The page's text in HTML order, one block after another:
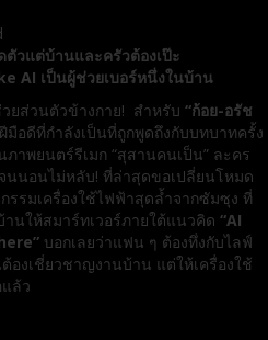
ตัวแต่บ้านและครัวต้องเป๊ะ
AI เป็นผู้ช่วยเบอร์หนึ่งในบ้าน
ยส่วนตัวข้างกาย! สำหรับ “ก้อย-อรัช
มือดีที่กำลังเป็นที่ถูกพูดถึงกับบทบาทครั้ง
พยนตร์รีเมก “สุสานคนเป็น” ละคร
นนอนไม่หลับ! ที่ล่าสุดขอเปลี่ยนโหมด
รมเครื่องใช้ไฟฟ้าสุดล้ำจากซัมซุง ที่
นให้สมาร์ทเวอร์ภายใต้แนวคิด “AI
บอกเลยว่าแฟน ๆ ต้องทึ่งกับไลฟ์
องเชี่ยวชาญงานบ้าน แต่ให้เครื่องใช้
ล้ว